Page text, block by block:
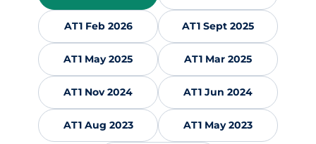
AT1 Feb 2026 AT1 Sept 2025
AT1 May 2025 AT1 Mar 2025
AT1 Nov 2024 AT1 Jun 2024
AT1 Aug 2023 AT1 May 2023